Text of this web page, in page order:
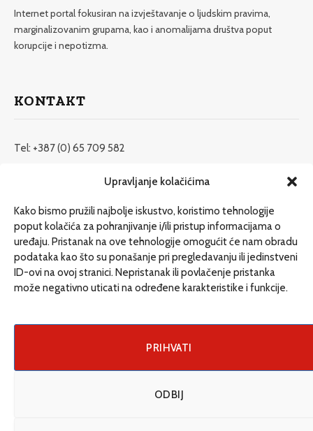
Upravljanje kolačićima
Kako bismo pružili najbolje iskustvo, koristimo tehnologije
poput kolačića za pohranjivanje i/ili pristup informacijama o
uređaju. Pristanak na ove tehnologije omogućit će nam obradu
podataka kao što su ponašanje pri pregledavanju ili jedinstveni
ID-ovi na ovoj stranici. Nepristanak ili povlačenje pristanka
može negativno uticati na određene karakteristike i funkcije.
PRIHVATI
ODBIJ
Internet portal fokusiran na izvještavanje o ljudskim pravima,
marginalizovanim grupama, kao i anomalijama društva poput
korupcije i nepotizma.
KONTAKT
Tel: +387 (0) 65 709 582
redakcija@etrafika.net
Dosije
Drugi pišu
Društvo